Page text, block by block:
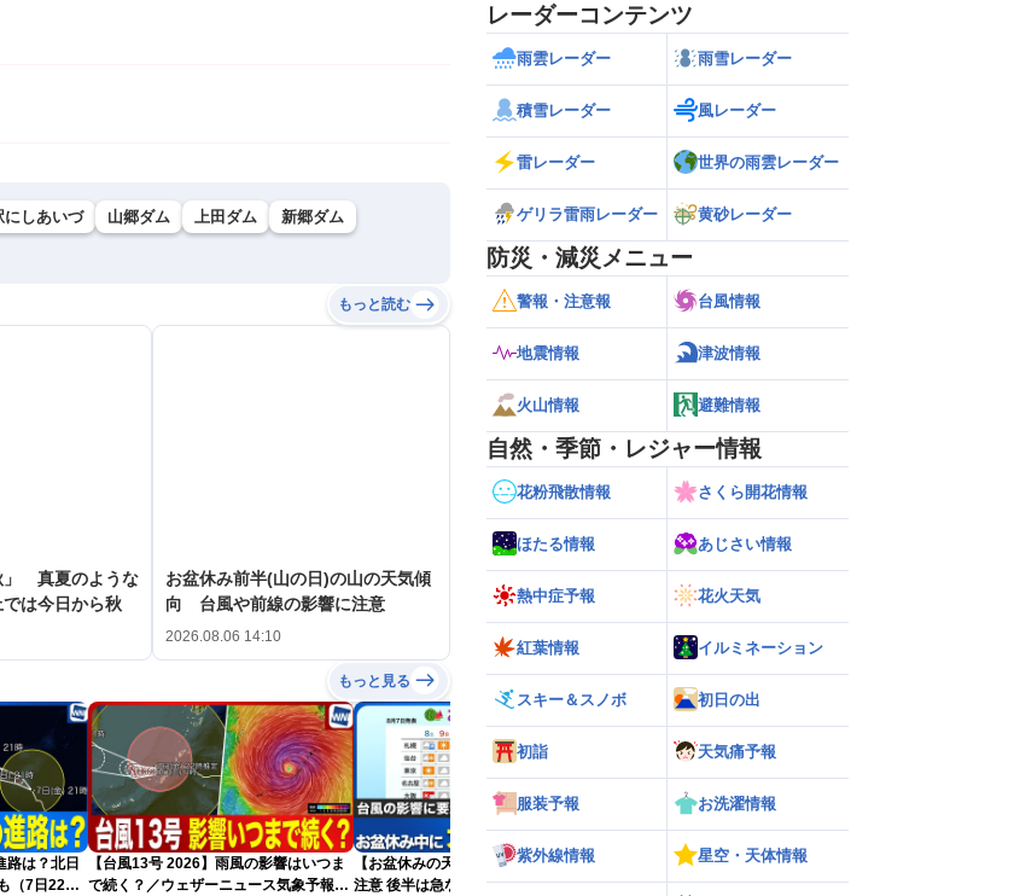
にしあいづ 山郷ダム 上田ダム
新郷ダム
もっと読む
」 真夏のような
は今日から秋
お盆休み前半(山の日)の山の天気傾
向 台風や前線の影響に注意
2026.08.06 14:10
もっと見る
路は？北日
（7日22時
【台風13号 2026】雨風の影響はいつま
で続く？／ウェザーニュース気象予報士
【お盆休みの天気2026】台風の影響に要
注意 後半は急な雷雨の心配も
【ゲリラ雷雨】長野県で1時間に約
100mmの猛烈な雨／気象防災速報・記
レーダーコンテンツ
雨雲レーダー 雨雪レーダー
積雪レーダー 風レーダー
雷レーダー 世界の雨雲レーダー
ゲリラ雷雨レーダー 黄砂レーダー
防災・減災メニュー
警報・注意報 台風情報
地震情報 津波情報
火山情報 避難情報
自然・季節・レジャー情報
花粉飛散情報 さくら開花情報
ほたる情報 あじさい情報
熱中症予報 花火天気
紅葉情報 イルミネーション
スキー＆スノボ 初日の出
初詣 天気痛予報
服装予報 お洗濯情報
紫外線情報 星空・天体情報